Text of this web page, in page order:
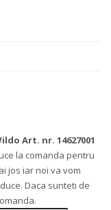
Art. nr. 14627001
la comanda pentru
jos iar noi va vom
Daca sunteti de